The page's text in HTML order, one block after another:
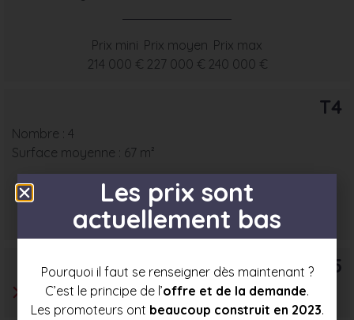
Prix mini
214 000 €
Prix moyen
227 000 €
Prix max
240 000 €
T4
Nombre : 4
Surface moyenne : 67 m²
Prix mini
241 000 €
Prix moyen
260 000 €
Prix max
278 500 €
T5
Les prix sont
actuellement bas
Pourquoi il faut se renseigner dès maintenant ?
C’est le principe de l’offre et de la demande.
Les promoteurs ont beaucoup construit en 2023.